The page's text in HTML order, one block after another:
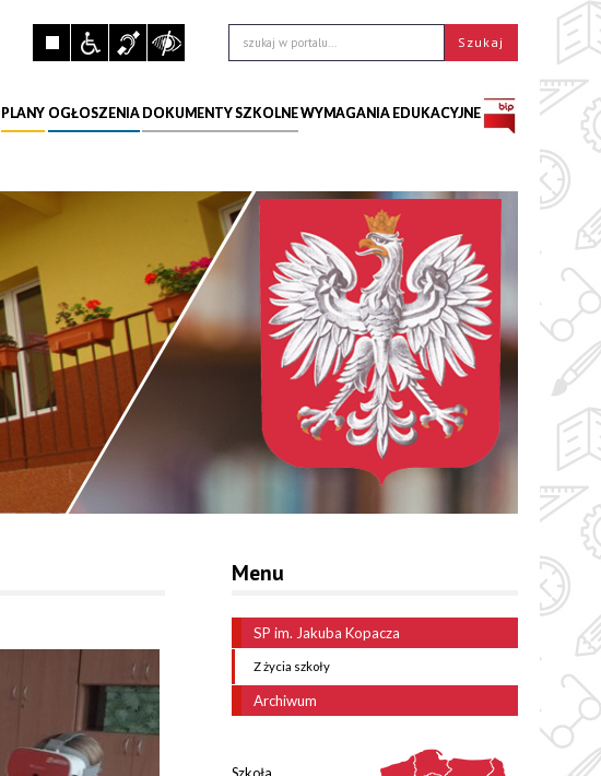
PLANY OGŁOSZENIA DOKUMENTY SZKOLNEWYMAGANIA EDUKACYJNE
Menu
SP im. Jakuba Kopacza
Z życia szkoły
Archiwum